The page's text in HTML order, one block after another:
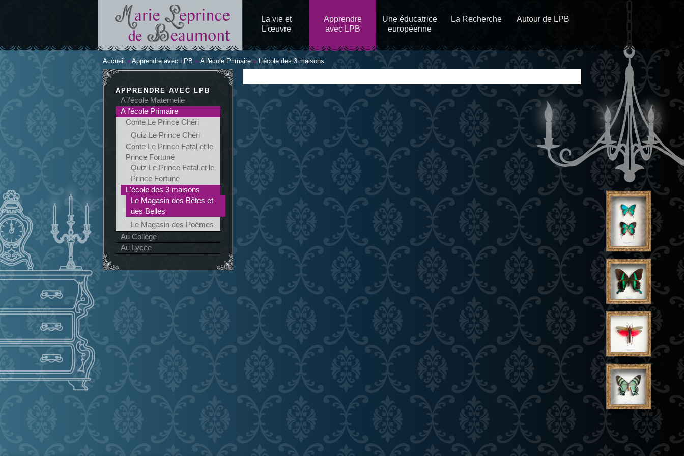
contenu
principal
La vie et
L'œuvre
Apprendre
avec LPB
Une éducatrice
européenne
La Recherche Autour de LPB
Vous êtes ici
Accueil » Apprendre avec LPB » A l'école Primaire» L'école des 3 maisons
APPRENDRE AVEC LPB
A l'école Maternelle
A l'école Primaire
Conte Le Prince Chéri
Quiz Le Prince Chéri
Conte Le Prince Fatal et le
Prince Fortuné
Quiz Le Prince Fatal et le
Prince Fortuné
L'école des 3 maisons
Le Magasin des Bêtes et
des Belles
Le Magasin des Poèmes
Au Collège
Au Lycée